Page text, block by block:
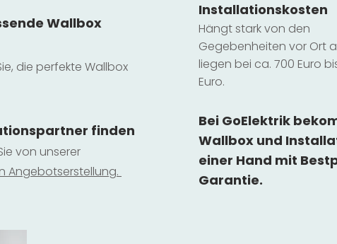
Wallbox
die perfekte Wallbox
finden
von unserer
Angebotserstellung.
Installationskosten
Hängt stark von den
Gegebenheiten vor Ort
liegen bei ca. 700 Euro
Euro.
Bei GoElektrik
Wallbox und
einer Hand mit
Garantie.